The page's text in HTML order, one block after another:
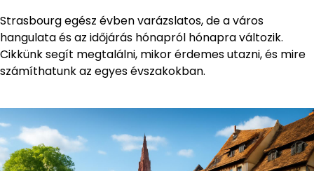
Strasbourg egész évben varázslatos, de a város
hangulata és az időjárás hónapról hónapra változik.
Cikkünk segít megtalálni, mikor érdemes utazni, és mire
számíthatunk az egyes évszakokban.